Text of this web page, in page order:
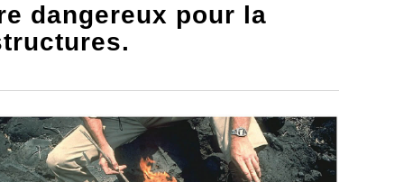
dangereux pour la